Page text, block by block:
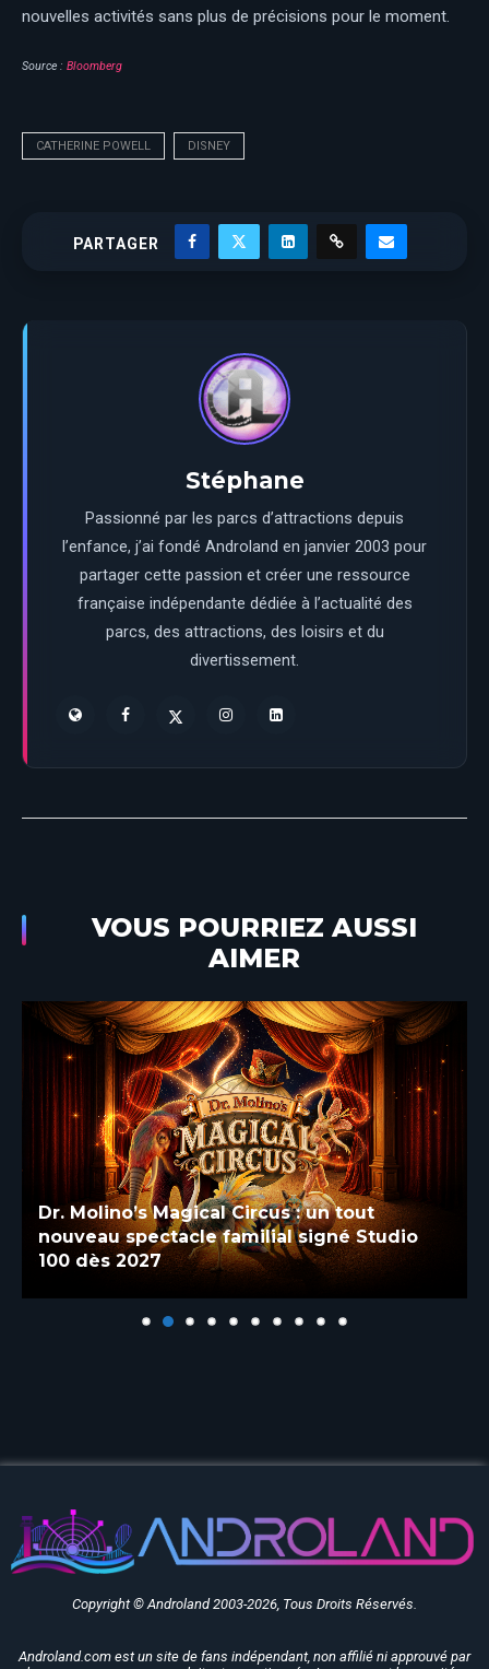
nouvelles activités sans plus de précisions pour le moment.
Source : Bloomberg
CATHERINE POWELL DISNEY
PARTAGER
Stéphane
Passionné par les parcs d’attractions depuis
l’enfance, j’ai fondé Androland en janvier 2003 pour
partager cette passion et créer une ressource
française indépendante dédiée à l’actualité des
parcs, des attractions, des loisirs et du
divertissement.
VOUS POURRIEZ AUSSI
AIMER
Dr. Molino’s Magical Circus : un tout
nouveau spectacle familial signé Studio
100 dès 2027
Copyright © Androland 2003-2026, Tous Droits Réservés.
Androland.com est un site de fans indépendant, non affilié ni approuvé par